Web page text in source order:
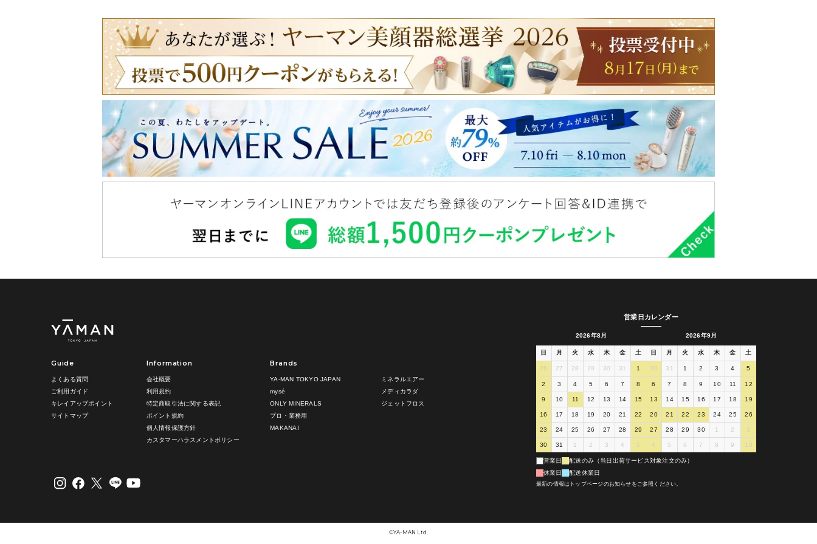
Guide
よくある質問
ご利用ガイド
キレイアップポイント
サイトマップ
Information
会社概要
利用規約
特定商取引法に関する表記
ポイント規約
個人情報保護方針
カスタマーハラスメントポリシー
Brands
YA-MAN TOKYO JAPAN
mysé
ONLY MINERALS
プロ・業務用
MAKANAI
ミネラルエアー
メディカラダ
ジェットフロス
営業日カレンダー
2026年8月
日 月 火 水 木 金 土
26 27 28 29 30 31 1
2 3 4 5 6 7 8
9 10 11 12 13 14 15
16 17 18 19 20 21 22
23 24 25 26 27 28 29
30 31 1 2 3 4 5
2026年9月
日 月 火 水 木 金 土
30 31 1 2 3 4 5
6 7 8 9 10 11 12
13 14 15 16 17 18 19
20 21 22 23 24 25 26
27 28 29 30 1 2 3
4 5 6 7 8 9 10
営業日
配送のみ（当日出荷サービス対象注文のみ）
休業日
配送休業日
最新の情報はトップページのお知らせをご参照ください。
©︎YA-MAN Ltd.